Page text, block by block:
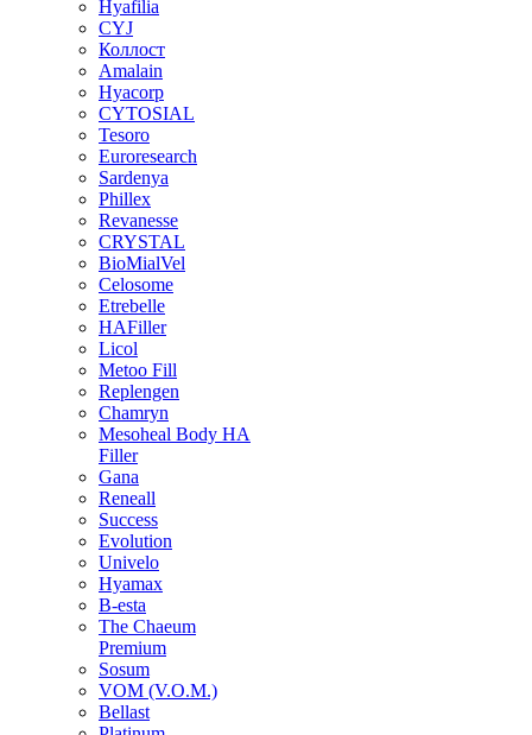
Hyafilia
CYJ
Коллост
Amalain
Hyacorp
CYTOSIAL
Tesoro
Euroresearch
Sardenya
Phillex
Revanesse
CRYSTAL
BioMialVel
Celosome
Etrebelle
HAFiller
Licol
Metoo Fill
Replengen
Chamryn
Mesoheal Body HA
Filler
Gana
Reneall
Success
Evolution
Univelo
Hyamax
B-esta
The Chaeum
Premium
Sosum
VOM (V.O.M.)
Bellast